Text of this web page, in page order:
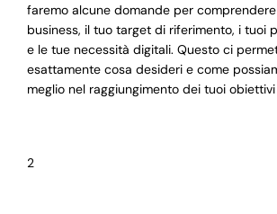
faremo alcune domande per
business, il tuo target di riferimento, i tuoi
e le tue necessità digitali. Questo ci
esattamente cosa desideri e come
meglio nel raggiungimento dei tuoi obiettivi
2